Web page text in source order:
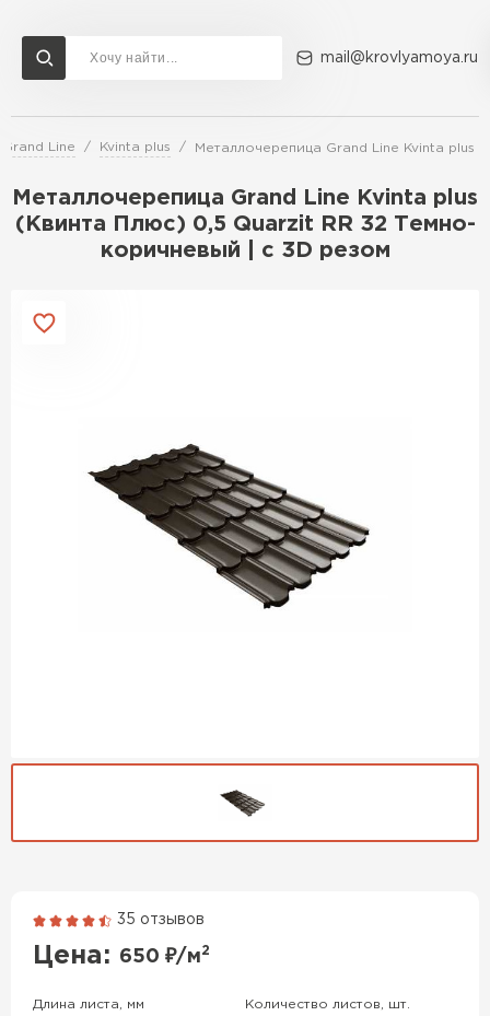
mail@krovlyamoya.ru
Line Kvinta plus Металлочерепица Grand Line Kvinta plus
Металлочерепица Grand Line Kvinta plus
(Квинта Плюс) 0,5 Quarzit RR 32 Темно-
коричневый | c 3D резом
35 отзывов
Цена: 650 ₽/м2
Длина листа, мм Количество листов, шт.
Сервисы расчета
Расчет штакетника для забора
Расчет водостока
Расчет софитов для кровли
Расчет кровли из профнастила
Доставка Контакты
Гибкая черепица